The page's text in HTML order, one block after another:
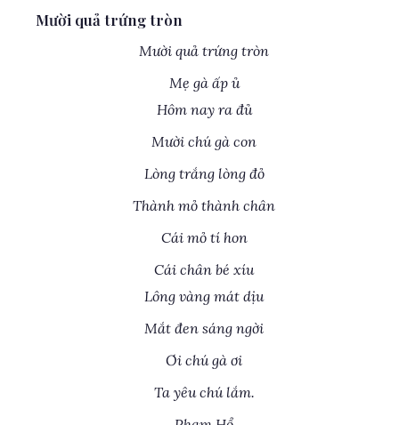
Mười quả trứng tròn
Mười quả trứng tròn
Mẹ gà ấp ủ
Hôm nay ra đủ
Mười chú gà con
Lòng trắng lòng đỏ
Thành mỏ thành chân
Cái mỏ tí hon
Cái chân bé xíu
Lông vàng mát dịu
Mắt đen sáng ngời
Ơi chú gà ơi
Ta yêu chú lắm.